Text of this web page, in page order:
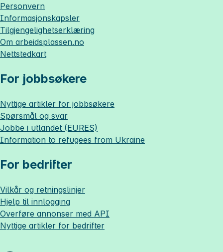
Personvern
Informasjonskapsler
Tilgjengelighetserklæring
Om arbeidsplassen.no
Nettstedkart
For jobbsøkere
Nyttige artikler for jobbsøkere
Spørsmål og svar
Jobbe i utlandet (EURES)
Information to refugees from Ukraine
For bedrifter
Vilkår og retningslinjer
Hjelp til innlogging
Overføre annonser med API
Nyttige artikler for bedrifter